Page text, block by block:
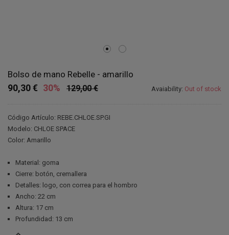
Bolso de mano Rebelle - amarillo
Avaiability: Out of stock
129,00 €
90,30 € 30%
Código Artículo: REBE.CHLOE.SP.GI
Modelo: CHLOE SPACE
Color: Amarillo
Material: goma
Cierre: botón, cremallera
Detalles: logo, con correa para el hombro
Ancho: 22 cm
Altura: 17 cm
Profundidad: 13 cm